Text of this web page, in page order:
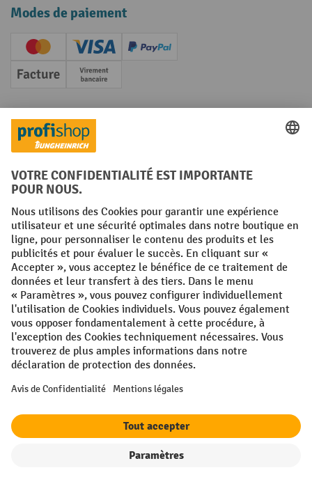
Modes de paiement
Creditcard (Master)Creditcard (Visa)
PayPal
Facture Paiement anticipé
Réseaux sociaux
Facebook
YouTube
LinkedInInstagram
Conditions générales Mentions légales
Protection des Données Politique de cookies
All prices excl. VAT plusshipping costsand possible delivery charges,
if not stated otherwise.
¹ La remise est valable jusqu'à épuisement des stocks. La remise ne
s'applique pas aux prix spéciaux. Il n'est pas possible de le combiner
avec d'autres réductions en pourcentage ou bons de réduction. | ² Une
réduction unique est offerte lors de la première inscription à la
toute commande d'un montant net minimum de 250 €. Le pourcentage
jusqu'à 10 %. Les transpalettes électriques, les gerbeurs électriques,
les chariots élévateurs électriques et l'outillage sont exclus de cette